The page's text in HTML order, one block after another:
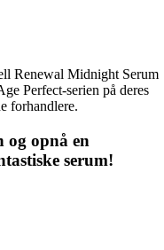
Renewal Midnight Serum
Perfect-serien på deres
forhandlere.
og opnå en
serum!